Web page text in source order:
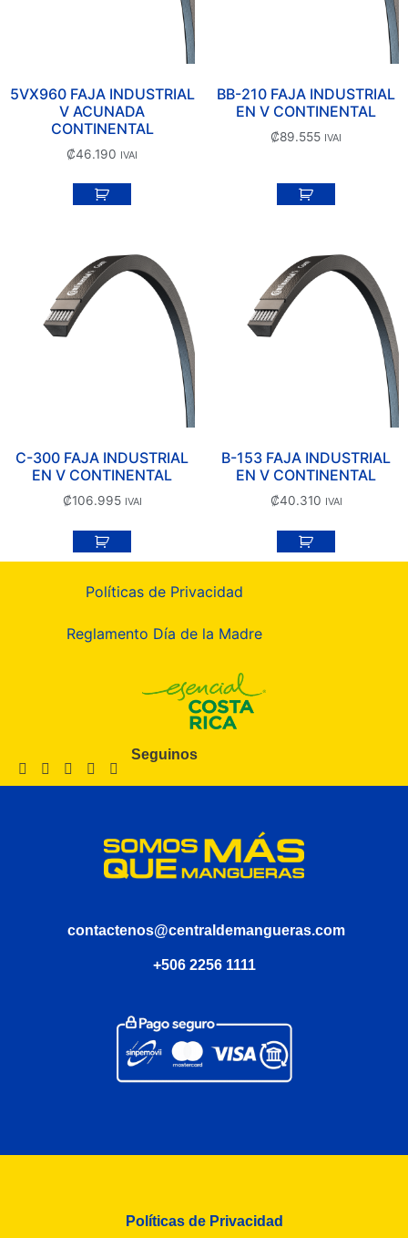
5VX960 FAJA INDUSTRIAL
V ACUNADA
CONTINENTAL
₡46.190 IVAI
BB-210 FAJA INDUSTRIAL
EN V CONTINENTAL
₡89.555 IVAI
C-300 FAJA INDUSTRIAL
EN V CONTINENTAL
₡106.995 IVAI
B-153 FAJA INDUSTRIAL
EN V CONTINENTAL
₡40.310 IVAI
Políticas de Privacidad
Reglamento Día de la Madre
Seguinos
contactenos@centraldemangueras.com
+506 2256 1111
Políticas de Privacidad